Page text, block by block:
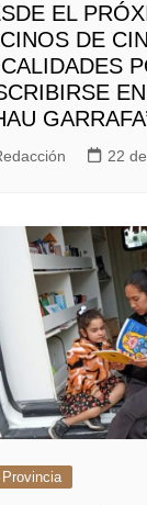
EL
DE
22
Provincia